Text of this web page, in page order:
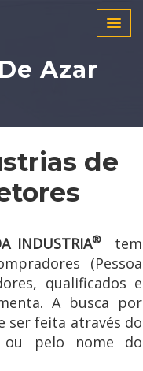
Azar
de
INDUSTRIA®tem
(Pessoa
qualificados e
A busca por
ser feita através do
ou pelo nome do